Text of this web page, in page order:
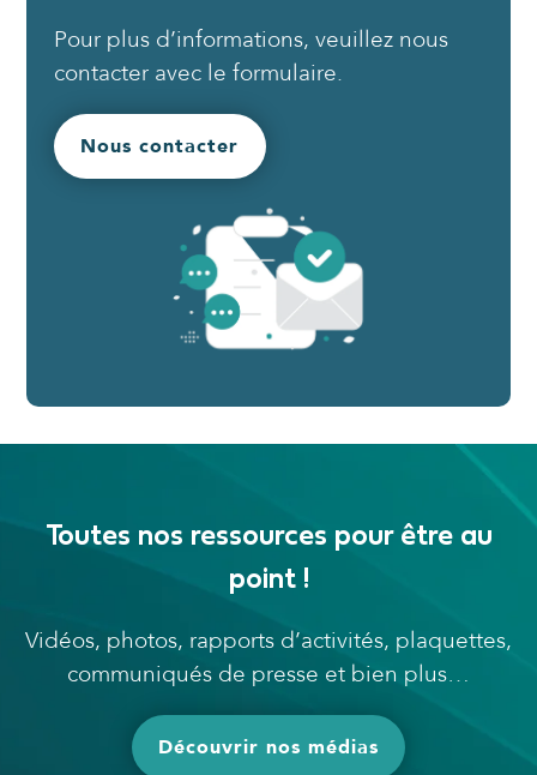
Pour plus d’informations, veuillez nous
contacter avec le formulaire.
Nous contacter
Toutes nos ressources pour être au
point !
Vidéos, photos, rapports d’activités, plaquettes,
communiqués de presse et bien plus…
Découvrir nos médias